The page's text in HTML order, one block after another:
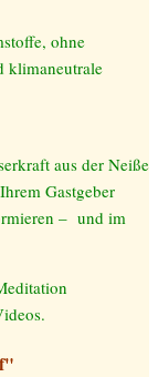
ohne
klimaneutrale
aus der Neiße
Gastgeber
– und im